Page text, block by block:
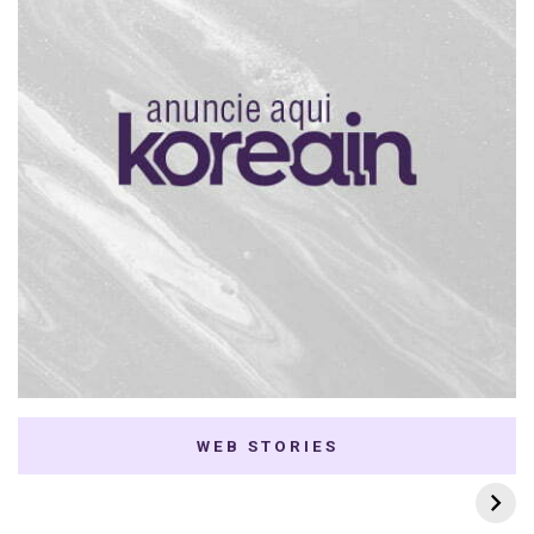
WEB STORIES
7 K-dramas Enemies
to Lovers
Thai Dramas com
First e Khaotung